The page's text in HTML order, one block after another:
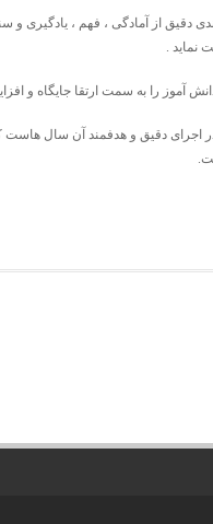
دقیق از آمادگی ، فهم ،
نماید .
آموز را به سمت ارتقا جایگاه و
اجرای دقیق و هدفمند آن سال هاست